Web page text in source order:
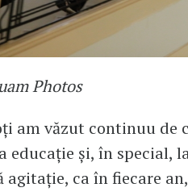
Photos
am văzut continuu de
educație și, în special,
agitație, ca în fiecare